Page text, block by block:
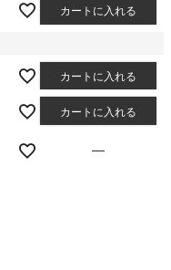
カートに入れる
カートに入れる
カートに入れる
—